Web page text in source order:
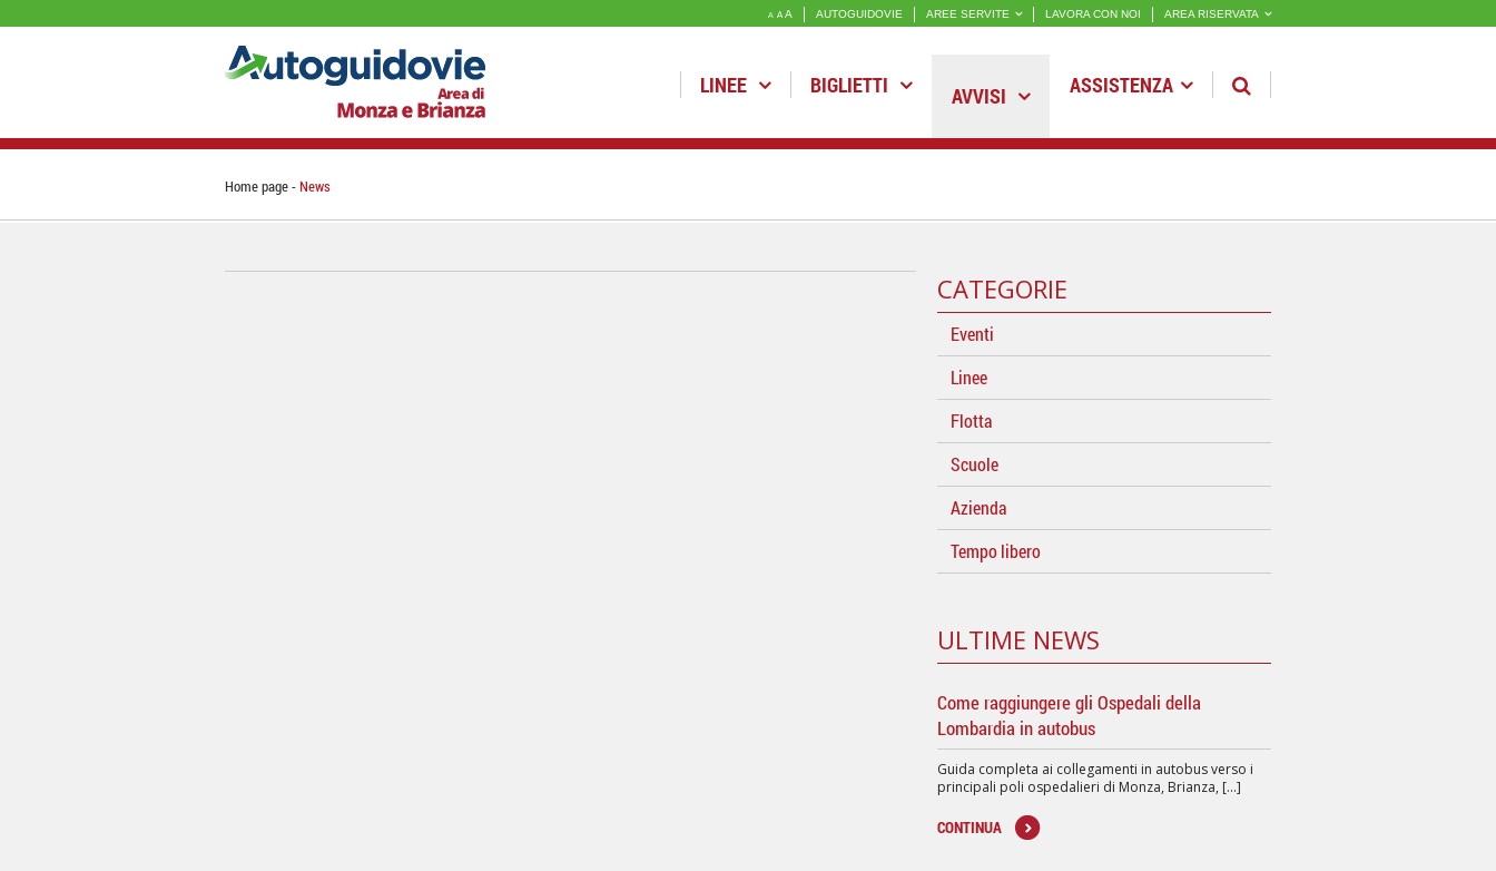
A A A AUTOGUIDOVIE AREE SERVITE LAVORA CON NOI AREA RISERVATA
LINEE BIGLIETTI AVVISI ASSISTENZA
Home page News
CATEGORIE
Eventi
Linee
Flotta
Scuole
Azienda
Tempo libero
ULTIME NEWS
Come raggiungere gli Ospedali della
Lombardia in autobus
Guida completa ai collegamenti in autobus verso i
principali poli ospedalieri di Monza, Brianza, [...]
CONTINUA